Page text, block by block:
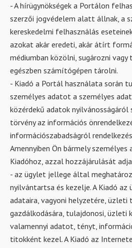
- A hírügynökségek a Portálon
szerzői jogvédelem alatt állnak, a
kereskedelmi felhasználás
azokat akár eredeti, akár átírt
médiumban közölni, sugározni vagy
egészben számítógépen tárolni.
- Kiadó a Portál használata során
személyes adatot a személyes
közérdekű adatok nyilvánosságáról
törvény az információs
információszabadságról
Amennyiben Ön bármely
Kiadóhoz, azzal hozzájárulását
- az ügylet jellege által
nyilvántartsa és kezelje. A Kiadó az
adataira, vagyoni helyzetére, üzleti
gazdálkodására, tulajdonosi, üzleti
valamennyi adatot, tényt,
titokként kezel. A Kiadó az